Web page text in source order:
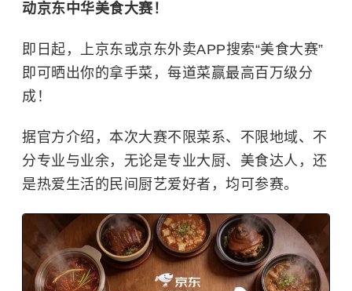
动京东中华美食大赛！
即日起，上京东或京东外卖APP搜索“美食大赛”
即可晒出你的拿手菜，每道菜赢最高百万级分
成！
据官方介绍，本次大赛不限菜系、不限地域、不
分专业与业余，无论是专业大厨、美食达人，还
是热爱生活的民间厨艺爱好者，均可参赛。